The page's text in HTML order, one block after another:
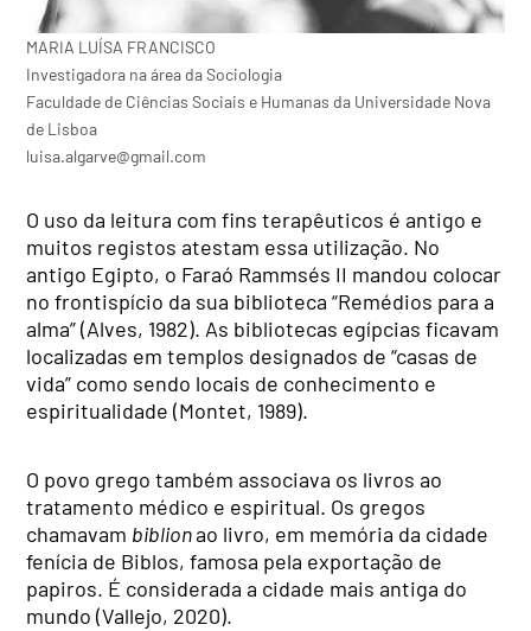
MARIA LUÍSA FRANCISCO
Investigadora na área da Sociologia
Faculdade de Ciências Sociais e Humanas da Universidade Nova
de Lisboa
luisa.algarve@gmail.com
O uso da leitura com fins terapêuticos é antigo e
muitos registos atestam essa utilização. No
antigo Egipto, o Faraó Rammsés II mandou colocar
no frontispício da sua biblioteca “Remédios para a
alma” (Alves, 1982). As bibliotecas egípcias ficavam
localizadas em templos designados de “casas de
vida” como sendo locais de conhecimento e
espiritualidade (Montet, 1989).
O povo grego também associava os livros ao
tratamento médico e espiritual. Os gregos
chamavam biblionao livro, em memória da cidade
fenícia de Biblos, famosa pela exportação de
papiros. É considerada a cidade mais antiga do
mundo (Vallejo, 2020).